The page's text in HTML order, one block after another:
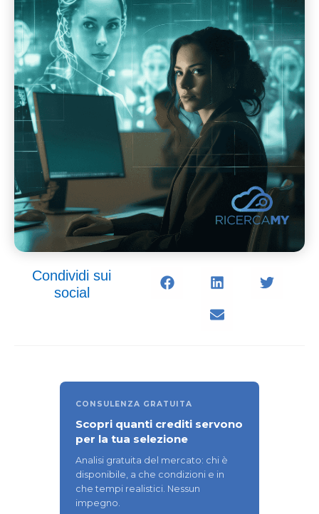
Condividi sui
social
CONSULENZA GRATUITA
Scopri quanti crediti servono
per la tua selezione
Analisi gratuita del mercato: chi è
disponibile, a che condizioni e in
che tempi realistici. Nessun
impegno.